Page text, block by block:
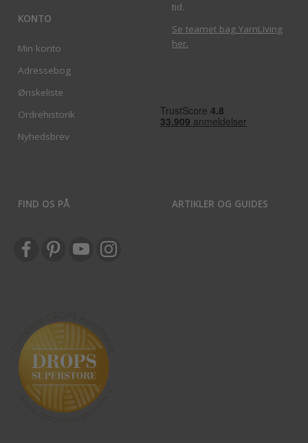
KONTO
Min konto
Adressebog
Ønskeliste
Ordrehistorik
Nyhedsbrev
tid.
Se teamet bag YarnLiving
her.
FIND OS PÅ ARTIKLER OG GUIDES